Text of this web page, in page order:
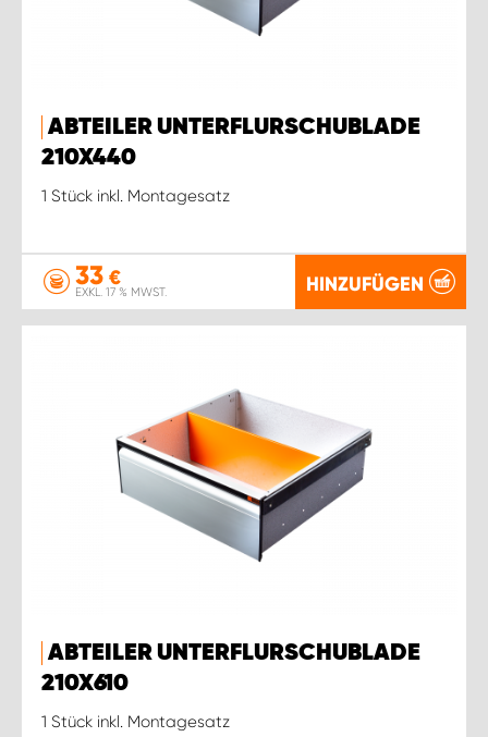
ABTEILER UNTERFLURSCHUBLADE
210X440
1 Stück inkl. Montagesatz
33 €
EXKL. 17 % MWST. HINZUFÜGEN
ABTEILER UNTERFLURSCHUBLADE
210X610
1 Stück inkl. Montagesatz